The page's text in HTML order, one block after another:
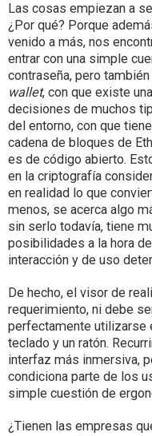
Las cosas empiezan a
¿Por qué? Porque
venido a más, nos
entrar con una simple
contraseña, pero
wallet, con que existe
decisiones de muchos
del entorno, con que
cadena de bloques de
es de código abierto.
en la criptografía
en realidad lo que
menos, se acerca algo
sin serlo todavía, tiene
posibilidades a la hora
interacción y de uso
De hecho, el visor de
requerimiento, ni debe
perfectamente utilizarse
teclado y un ratón.
interfaz más inmersiva,
condiciona parte de los
simple cuestión de
¿Tienen las empresas